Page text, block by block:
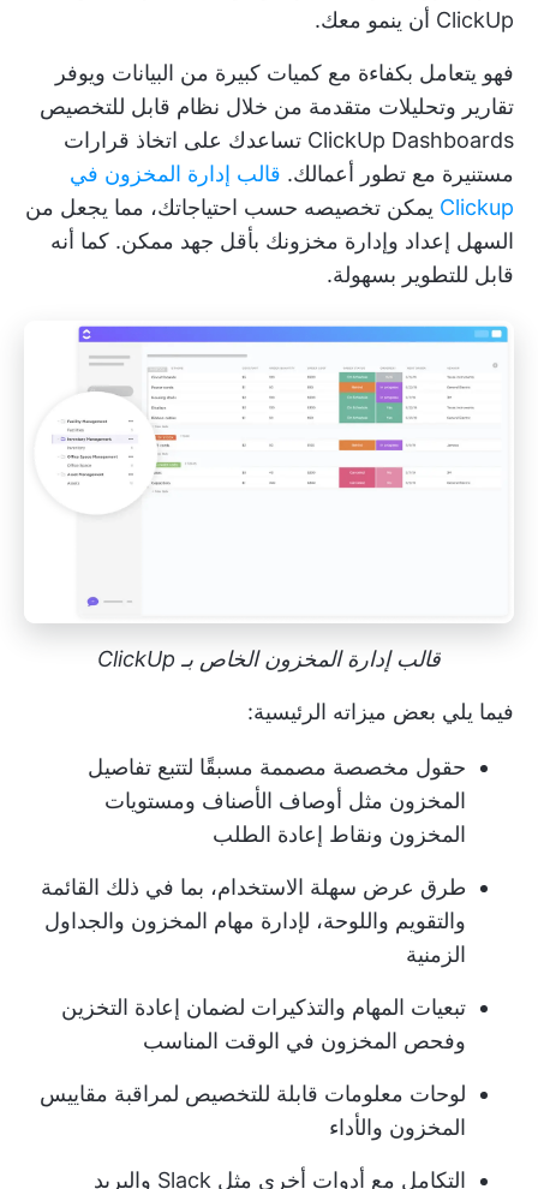
ClickUp أن ينمو معك.
فهو يتعامل بكفاءة مع كميات كبيرة من البيانات ويوفر
تقارير وتحليلات متقدمة من خلال نظام قابل للتخصيص
ClickUp Dashboards تساعدك على اتخاذ قرارات
مستنيرة مع تطور أعمالك. قالب إدارة المخزون في
Clickup يمكن تخصيصه حسب احتياجاتك، مما يجعل من
السهل إعداد وإدارة مخزونك بأقل جهد ممكن. كما أنه
قابل للتطوير بسهولة.
قالب إدارة المخزون الخاص بـ ClickUp
فيما يلي بعض ميزاته الرئيسية:
حقول مخصصة مصممة مسبقًا لتتبع تفاصيل
المخزون مثل أوصاف الأصناف ومستويات
المخزون ونقاط إعادة الطلب
طرق عرض سهلة الاستخدام، بما في ذلك القائمة
والتقويم واللوحة، لإدارة مهام المخزون والجداول
الزمنية
تبعيات المهام والتذكيرات لضمان إعادة التخزين
وفحص المخزون في الوقت المناسب
لوحات معلومات قابلة للتخصيص لمراقبة مقاييس
المخزون والأداء
التكامل مع أدوات أخرى مثل Slack والبريد